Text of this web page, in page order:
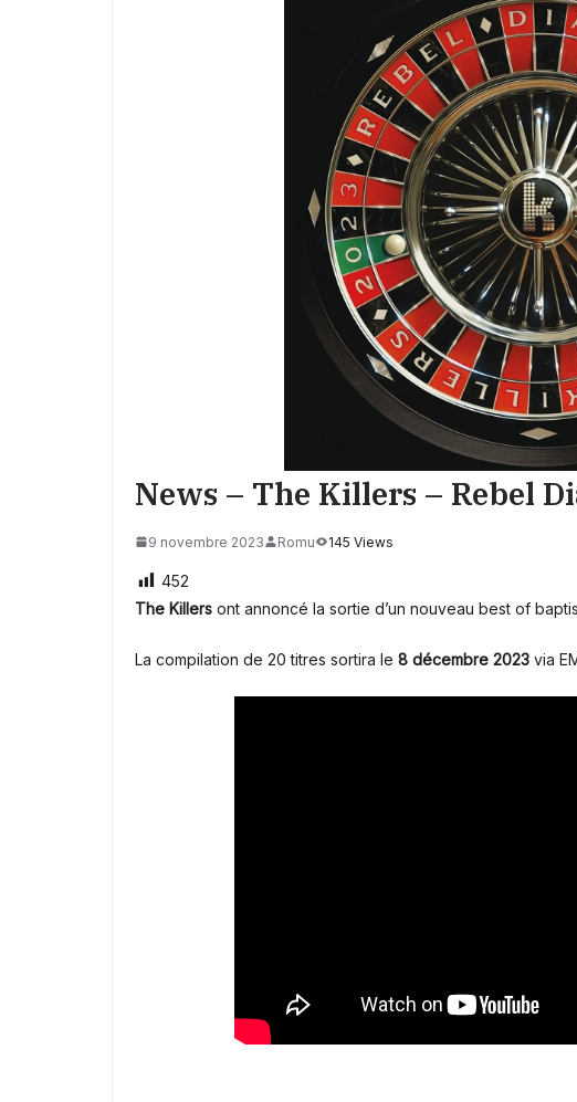
News – The Killers – Rebel
9 novembre 2023 Romu 145 Views
452
The Killers ont annoncé la sortie d’un nouveau best of
La compilation de 20 titres sortira le 8 décembre 2023 via